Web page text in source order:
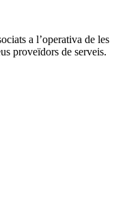
a l’operativa de les
proveïdors de serveis.